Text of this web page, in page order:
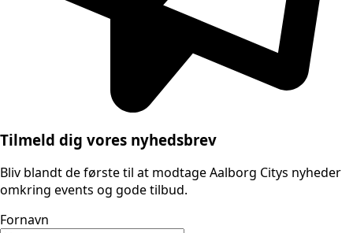
Tilmeld dig vores nyhedsbrev
Bliv blandt de første til at modtage Aalborg Citys nyheder
omkring events og gode tilbud.
Fornavn